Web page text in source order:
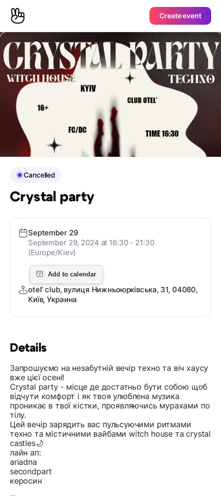
Create event
Details
Запрошуємо на незабутній вечір техно та віч хаусу
вже цієї осені!
Crystal party - місце де достатньо бути собою щоб
відчути комфорт і як твоя улюблена музика
проникає в твої кістки, проявляючись мурахами по
тілу.
Цей вечір зарядить вас пульсуючими ритмами
техно та містичними вайбами witch house та crystal
castles🌙
лайн ап:
ariadna
secondpart
керосин
Cancelled
Crystal party
September 29
September 29, 2024 at 16:30 - 21:30
(Europe/Kiev)
otel’ club, вулиця Нижньоюрківська, 31, 04080,
Київ, Украина